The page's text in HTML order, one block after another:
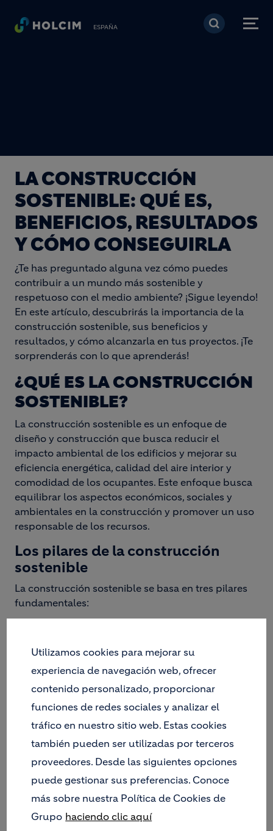
Pasar al contenido
ESPAÑA
LA CONSTRUCCIÓN
SOSTENIBLE: QUÉ ES,
BENEFICIOS, RESULTADOS
Y CÓMO CONSEGUIRLA
¿Te has preguntado alguna vez cómo puedes
contribuir a un mundo más sostenible y
respetuoso con el medio ambiente? ¡Sigue leyendo!
En este artículo, descubrirás la importancia de la
construcción sostenible, sus beneficios y
resultados, y cómo alcanzarla en tus proyectos. ¡Te
sorprenderás con lo que aprenderás!
¿QUÉ ES LA CONSTRUCCIÓN
SOSTENIBLE?
La construcción sostenible es un enfoque de
diseño y construcción que busca reducir el
impacto ambiental de los edificios y mejorar su
eficiencia energética, calidad del aire interior y
comodidad de los ocupantes. Este enfoque busca
equilibrar los aspectos económicos, sociales y
ambientales en la construcción y promover un uso
responsable de los recursos.
Los pilares de la construcción
sostenible
La construcción sostenible se basa en tres pilares
fundamentales:
tanto, reduzcan las emisiones de gases de
efecto invernadero.
Uso responsable de los recursos: Utilizar
materiales de construcción de bajo impacto
reutilización y
reciclaje de materiales .
Calidad del aire interior y confort : Crear
espacios saludables y cómodos para los
ocupantes, mejorando la calidad del aire y
reduciendo la exposición a sustancias nocivas.
Image
Utilizamos cookies para mejorar su
experiencia de navegación web, ofrecer
contenido personalizado, proporcionar
funciones de redes sociales y analizar el
tráfico en nuestro sitio web. Estas cookies
también pueden ser utilizadas por terceros
proveedores. Desde las siguientes opciones
puede gestionar sus preferencias. Conoce
más sobre nuestra Política de Cookies de
Grupo haciendo clic aquí